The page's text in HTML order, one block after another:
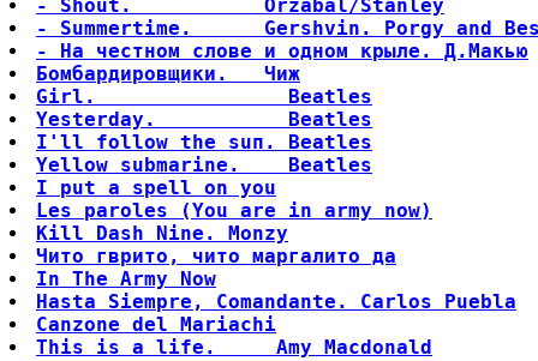
- Shout.           Orzabal/Stanley
- Summertime.      Gershvin. Porgy and
- На честном слове и одном крыле. Д.Макью
Бомбардировщики.   Чиж
Girl.                Beatles
Yesterday.           Beatles
I'll follow the suп. Beatles
Yellow submarine.    Beatles
I put a spell on you
Les paroles (You are in army now)
Kill Dash Nine. Monzy
Чито гврито, чито маргалито да
In The Army Now
Hasta Siempre, Comandante. Carlos Puebla
Canzone del Mariachi
This is a life.     Amy Macdonald